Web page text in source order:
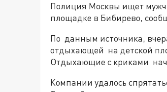
Полиция Москвы ищет
площадке в Бибирево,
По данным источника,
отдыхающей на детской
Отдыхающие с криками
Компании удалось